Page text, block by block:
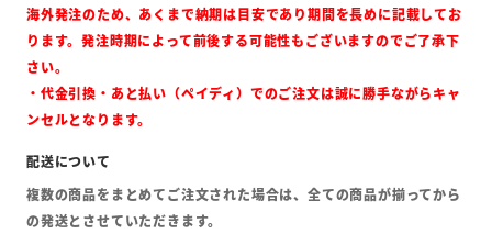
海外発注のため、あくまで納期は目安であり期間を長めに記載してお
ります。発注時期によって前後する可能性もございますのでご了承下
さい。
・代金引換・あと払い（ペイディ）でのご注文は誠に勝手ながらキャ
ンセルとなります。
複数の商品をまとめてご注文された場合は、全ての商品が揃ってから
の発送とさせていただきます。